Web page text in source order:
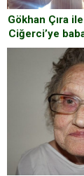
Gökhan Çıra
Ciğerci’ye